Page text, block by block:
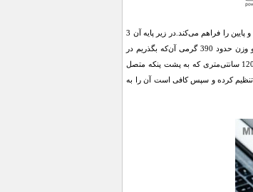
این پنکه که در ابعاد کوچکی ساخته‌شده حدود 15 سانتی‌متر قطر دارد و دارای یک‌پایه فلزی است که امکان چرخش سر پنکه به بالا و پایین را فراهم می‌کند.در زیر پایه آن 3
عدد پد لاستیکی کوچک قرار دارد که لرزش و ارتعاش آن را روی سطوح کاهش می‌دهد. کم‌صدا و ساکت است و از ابعاد کوچک و وزن حدود 390 گرمی آن‌که بگذریم در
قابلیت‌های فنی آن باید گفت که از یک موتور الکتریکی 2.5 واتی بهره می‌برد که انرژی موردنیاز خود را از طریق کابل یو اس بی 120 سانتی‌متری که به پشت پنکه متصل
تنظیم کرده و سپس کافی است آن را به